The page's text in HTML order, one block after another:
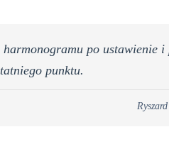
harmonogramu po ustawienie
punktu.